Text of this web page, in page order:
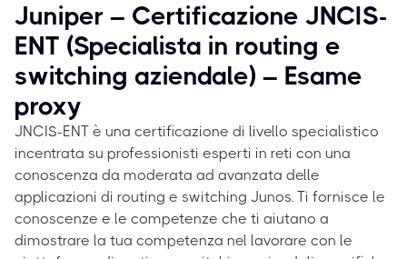
Juniper – Certificazione JNCIS-
ENT (Specialista in routing e
switching aziendale) – Esame
proxy
JNCIS-ENT è una certificazione di livello specialistico
incentrata su professionisti esperti in reti con una
conoscenza da moderata ad avanzata delle
applicazioni di routing e switching Junos. Ti fornisce le
conoscenze e le competenze che ti aiutano a
dimostrare la tua competenza nel lavorare con le